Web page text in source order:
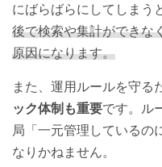
にばらばらにしてしまう
後で検索や集計ができな
原因になります。
また、運用ルールを守る
ック体制も重要です。ル
局「一元管理しているの
なりかねません。